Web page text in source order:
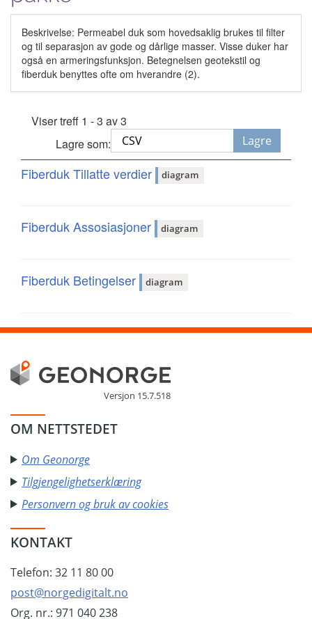
Beskrivelse: Permeabel duk som hovedsaklig brukes til filter
og til separasjon av gode og dårlige masser. Visse duker har
også en armeringsfunksjon. Betegnelsen geotekstil og
fiberduk benyttes ofte om hverandre (2).
Viser treff 1 - 3 av 3
Lagre som:
Lagre
Fiberduk Tillatte verdier diagram
Fiberduk Assosiasjoner diagram
Fiberduk Betingelser diagram